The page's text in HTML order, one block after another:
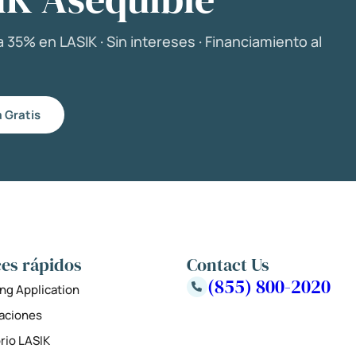
en LASIK · Sin intereses · Financiamiento al
Gratis
rápidos
Application
LASIK
Contact Us
(855) 800-2020